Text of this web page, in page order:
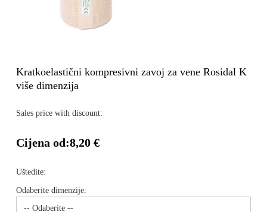
Kratkoelastični kompresivni zavoj za vene Rosidal K
više dimenzija
Sales price with discount:
Cijena od:8,20 €
Uštedite:
Odaberite dimenzije: